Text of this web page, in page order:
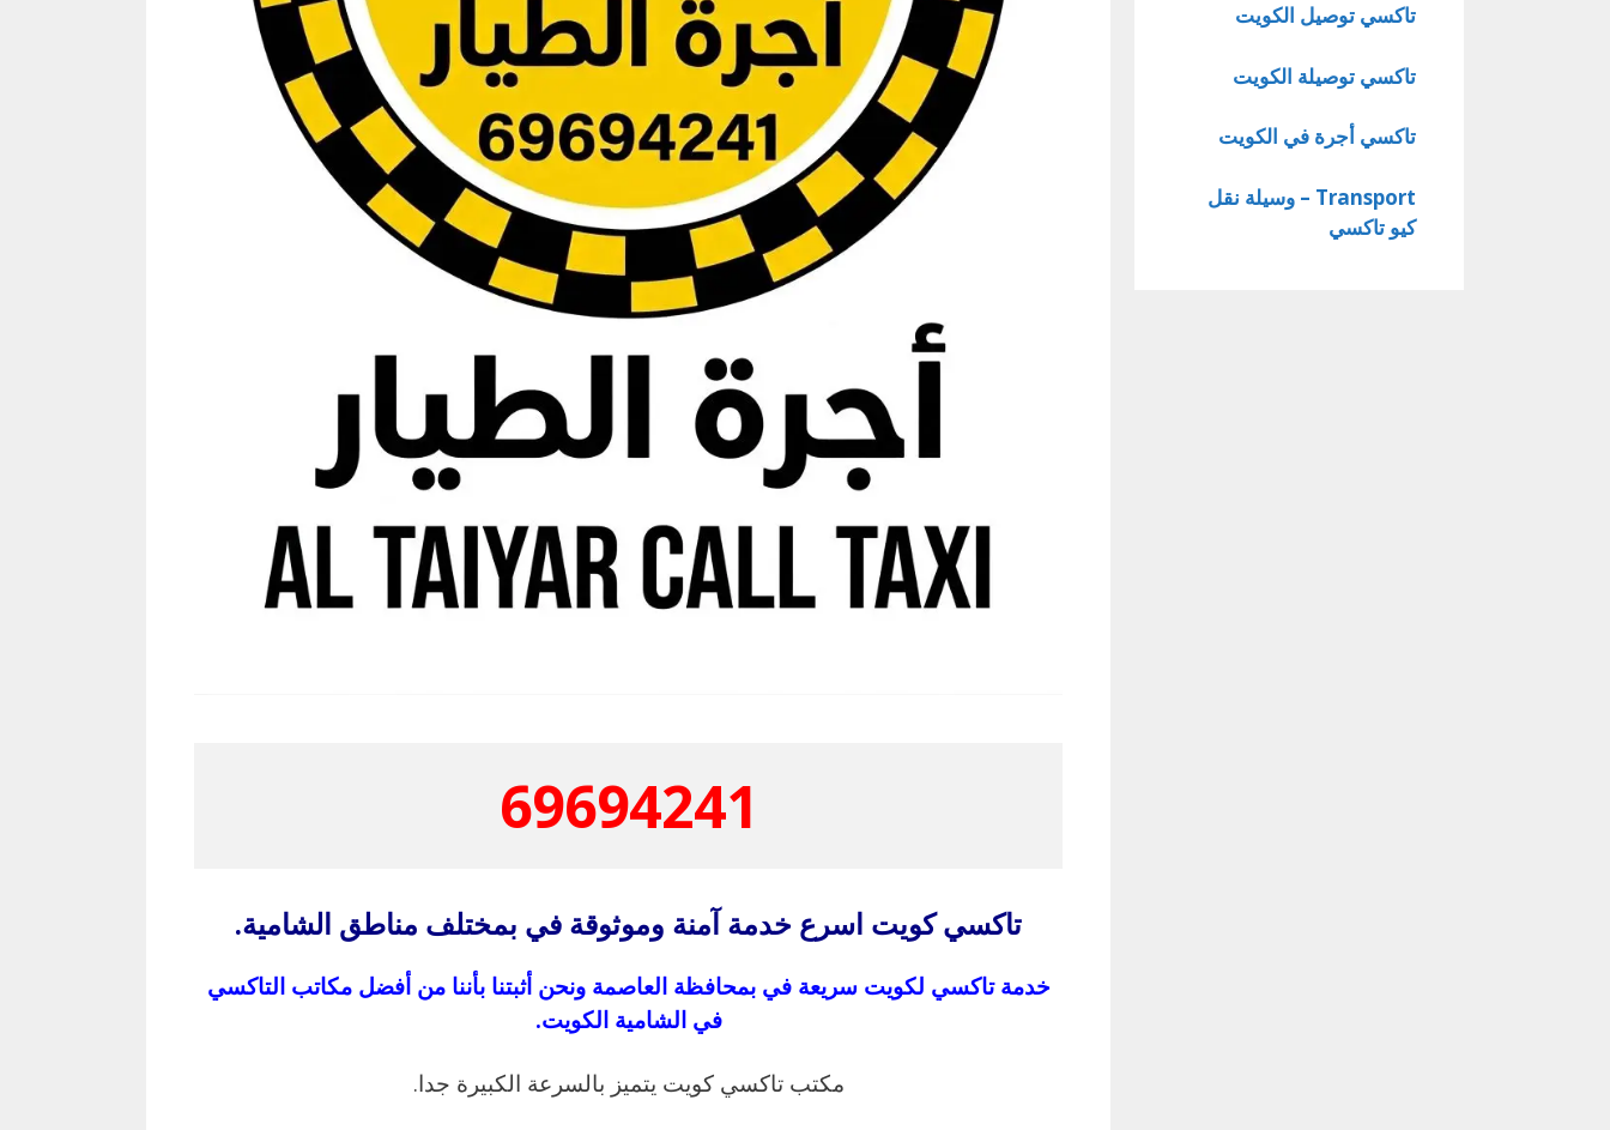
69694241
تاكسي كويت اسرع خدمة آمنة وموثوقة في بمختلف مناطق الشامية.
خدمة تاكسي لكويت سريعة في بمحافظة العاصمة ونحن أثبتنا بأننا من أفضل مكاتب التاكسي
في الشامية الكويت.
مكتب تاكسي كويت يتميز بالسرعة الكبيرة جدا.
تاكسي توصيل الكويت
تاكسي توصيلة الكويت
تاكسي أجرة في الكويت
Transport – وسيلة نقل
كيو تاكسي